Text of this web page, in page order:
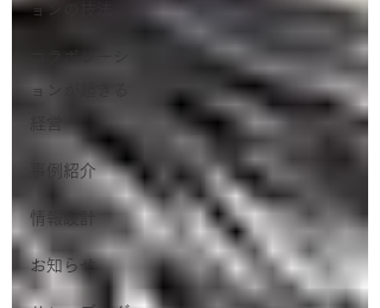
ョンの技法
ョンが起きる
事例紹介
情報設計
お知らせ